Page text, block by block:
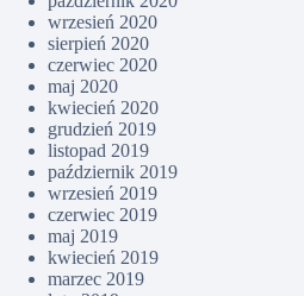
wrzesień 2020
sierpień 2020
czerwiec 2020
maj 2020
kwiecień 2020
grudzień 2019
listopad 2019
październik 2019
wrzesień 2019
czerwiec 2019
maj 2019
kwiecień 2019
marzec 2019